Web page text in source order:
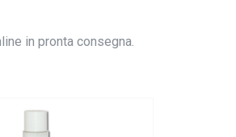
in pronta consegna.